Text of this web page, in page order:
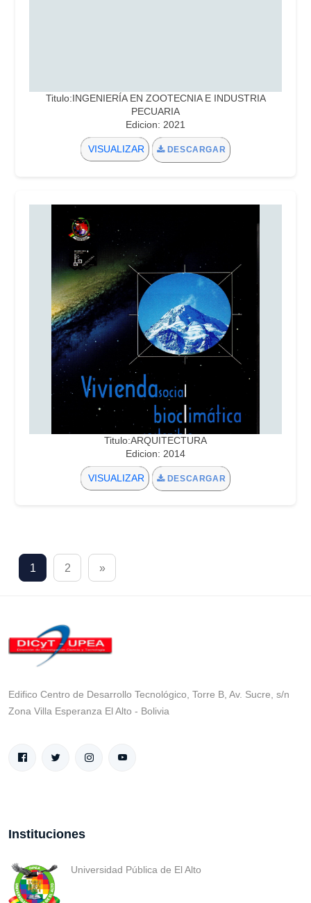
Titulo:INGENIERÍA EN ZOOTECNIA E INDUSTRIA
PECUARIA
Edicion: 2021
VISUALIZAR DESCARGAR
Titulo:ARQUITECTURA
Edicion: 2014
VISUALIZAR DESCARGAR
1 2 »
Edifico Centro de Desarrollo Tecnológico, Torre B, Av. Sucre, s/n
Zona Villa Esperanza El Alto - Bolivia
Instituciones
Universidad Pública de El Alto